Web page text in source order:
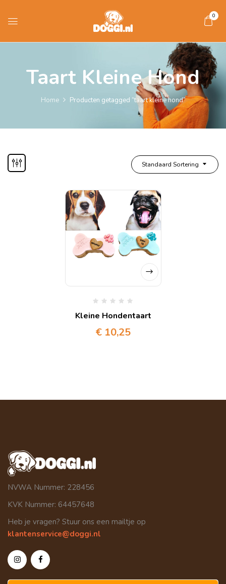
0
Taart Kleine Hond
Home Producten getagged “taart kleine hond”
Standaard Sortering
Kleine Hondentaart
€ 10,25
NVWA Nummer: 228456
KVK Nummer: 64457648
Heb je vragen? Stuur ons een mailtje op
klantenservice@doggi.nl